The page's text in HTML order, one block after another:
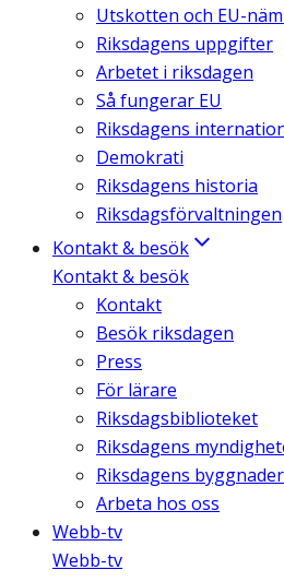
Utskotten och EU-
Riksdagens uppgifter
Arbetet i riksdagen
Så fungerar EU
Riksdagens
Demokrati
Riksdagens historia
Riksdagsförvaltningen
Kontakt & besök
Kontakt & besök
Kontakt
Besök riksdagen
Press
För lärare
Riksdagsbiblioteket
Riksdagens
Riksdagens
Arbeta hos oss
Webb-tv
Webb-tv